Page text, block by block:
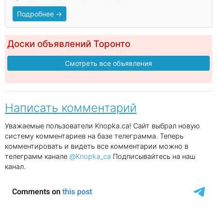
Подробнее →
Доски объявлений Торонто
Смотреть все объявления
Написать комментарий
Уважаемые пользователи Knopka.ca! Сайт выбрал новую
систему комментариев на базе телеграмма. Теперь
комментировать и видеть все комментарии можно в
телеграмм канале @Knopka_ca Подписывайтесь на наш
канал.